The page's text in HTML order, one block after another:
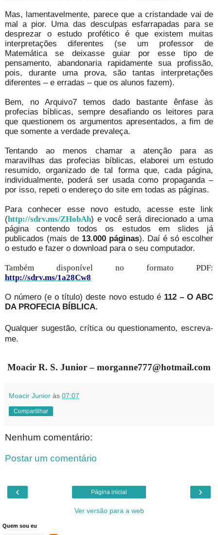
Mas, lamentavelmente, parece que a cristandade vai de
mal a pior. Uma das desculpas esfarrapadas para se
desprezar o estudo profético é que existem muitas
interpretações diferentes (se um professor de
Matemática se deixasse guiar por esse tipo de
pensamento, abandonaria rapidamente sua profissão,
pois, durante uma prova, são tantas interpretações
diferentes – e erradas – que os alunos fazem).
Bem, no Arquivo7 temos dado bastante ênfase às
profecias bíblicas, sempre desafiando os leitores para
que questionem os argumentos apresentados, a fim de
que somente a verdade prevaleça.
Tentando ao menos chamar a atenção para as
maravilhas das profecias bíblicas, elaborei um estudo
resumido, organizado de tal forma que, cada página,
individualmente, poderá ser usada como propaganda –
por isso, repeti o endereço do site em todas as páginas.
Para conhecer esse novo estudo, acesse este link
(http://sdrv.ms/ZHobAh) e você será direcionado a uma
página contendo todos os estudos em slides já
publicados (mais de 13.000 páginas). Daí é só escolher
o estudo e fazer o download para o seu computador.
Também disponível no formato PDF:
http://sdrv.ms/1a28Cw8
O número (e o título) deste novo estudo é 112 – O ABC
DA PROFECIA BÍBLICA.
Qualquer sugestão, crítica ou questionamento, escreva-
me.
Moacir R. S. Junior – morganne777@hotmail.com
Moacir Junior às 07:07
Compartilhar
Nenhum comentário:
Postar um comentário
‹ ›
Página inicial
Ver versão para a web
Quem sou eu